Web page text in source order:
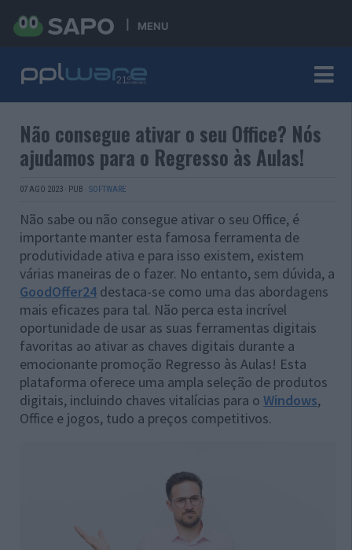
MENU
Não consegue ativar o seu Office? Nós
ajudamos para o Regresso às Aulas!
07 AGO 2023 · PUB · SOFTWARE
Não sabe ou não consegue ativar o seu Office, é
importante manter esta famosa ferramenta de
produtividade ativa e para isso existem, existem
várias maneiras de o fazer. No entanto, sem dúvida, a
GoodOffer24 destaca-se como uma das abordagens
mais eficazes para tal. Não perca esta incrível
oportunidade de usar as suas ferramentas digitais
favoritas ao ativar as chaves digitais durante a
emocionante promoção Regresso às Aulas! Esta
plataforma oferece uma ampla seleção de produtos
digitais, incluindo chaves vitalícias para o Windows,
Office e jogos, tudo a preços competitivos.